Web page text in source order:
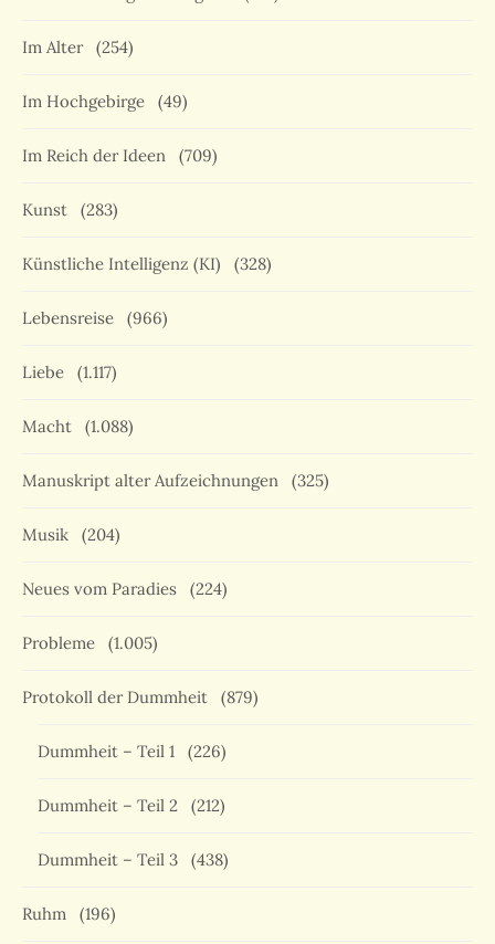
Im Alter (254)
Im Hochgebirge (49)
Im Reich der Ideen (709)
Kunst (283)
Künstliche Intelligenz (KI) (328)
Lebensreise (966)
Liebe (1.117)
Macht (1.088)
Manuskript alter Aufzeichnungen (325)
Musik (204)
Neues vom Paradies (224)
Probleme (1.005)
Protokoll der Dummheit (879)
Dummheit – Teil 1 (226)
Dummheit – Teil 2 (212)
Dummheit – Teil 3 (438)
Ruhm (196)